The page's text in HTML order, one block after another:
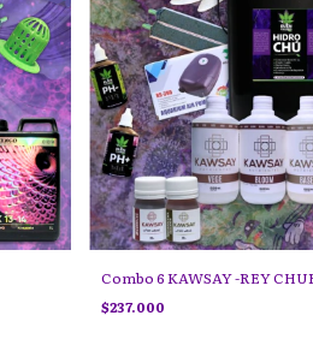
Combo 6 KAWSAY -REY
$237.000